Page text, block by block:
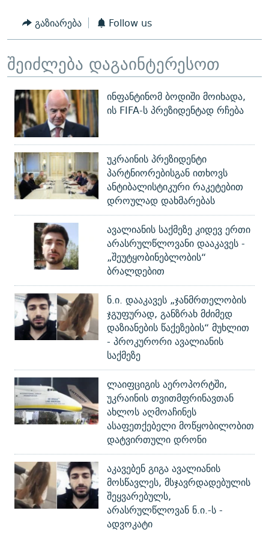
გაზიარება Follow us
შეიძლება დაგაინტერესოთ
ინფანტინომ ბოდიში მოიხადა,
ის FIFA-ს პრეზიდენტად რჩება
უკრაინის პრეზიდენტი
პარტნიორებისგან ითხოვს
ანტიბალისტიკური რაკეტებით
დროულად დახმარებას
ავალიანის საქმეზე კიდევ ერთი
არასრულწლოვანი დააკავეს -
„შეუტყობინებლობის“
ბრალდებით
ნ.ი. დააკავეს „ჯანმრთელობის
ჯგუფურად, განზრახ მძიმედ
დაზიანების წაქეზების“ მუხლით
- პროკურორი ავალიანის
საქმეზე
ლაიფციგის აეროპორტში,
უკრაინის თვითმფრინავთან
ახლოს აღმოაჩინეს
ასაფეთქებელი მოწყობილობით
დატვირთული დრონი
აკავებენ გიგა ავალიანის
მოსწავლეს, მსჯავრდადებულის
შეყვარებულს,
არასრულწლოვან ნ.ი.-ს -
ადვოკატი